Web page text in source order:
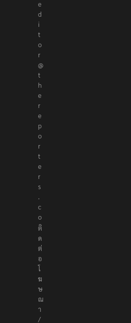
e
d
i
t
o
r
@
t
h
e
r
e
p
o
r
t
e
r
s
.
c
o
ติ
ด
ต่
อ
โ
ฆ
ษ
ณ
า
/